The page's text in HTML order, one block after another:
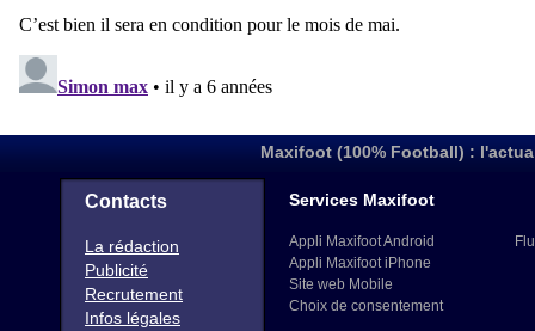
Maxifoot (100% Football) :
Contacts
La rédaction
Publicité
Recrutement
Infos légales
Services Maxifoot
Appli Maxifoot Android
Appli Maxifoot iPhone
Site web Mobile
Choix de consentement